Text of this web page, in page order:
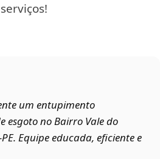
serviços!
um entupimento
esgoto no Bairro Vale do
Equipe educada, eficiente e